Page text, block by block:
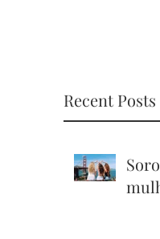
Recent Posts